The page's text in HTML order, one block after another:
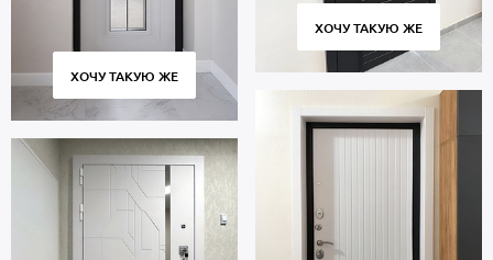
ХОЧУ ТАКУЮ ЖЕ
ХОЧУ ТАКУЮ ЖЕ